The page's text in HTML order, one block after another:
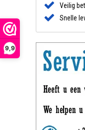
9,9
Veilig
Snelle